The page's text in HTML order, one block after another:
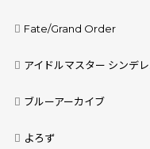
Fate/Grand Order
アイドルマスター シンデレラガールズ
ブルーアーカイブ
よろず